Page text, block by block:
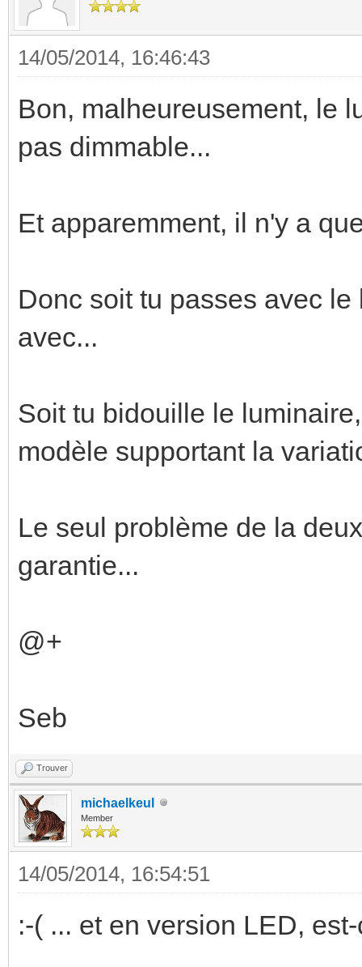
14/05/2014, 16:46:43
Bon, malheureusement, le
pas dimmable...
Et apparemment, il n'y a
Donc soit tu passes avec
avec...
Soit tu bidouille le
modèle supportant la
Le seul problème de la
garantie...
@+
Seb
Trouver
michaelkeul
Member
14/05/2014, 16:54:51
:-( ... et en version LED,